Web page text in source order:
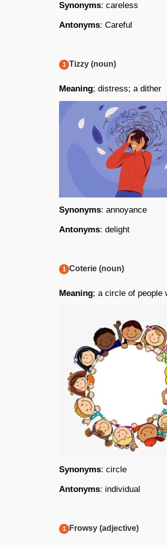
Synonyms: careless
Antonyms: Careful
Tizzy (noun)
Meaning; distress; a dither
Synonyms: annoyance
Antonyms: delight
Coterie (noun)
Meaning; a circle of people
Synonyms: circle
Antonyms: individual
Frowsy (adjective)